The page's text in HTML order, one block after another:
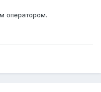
оператором.